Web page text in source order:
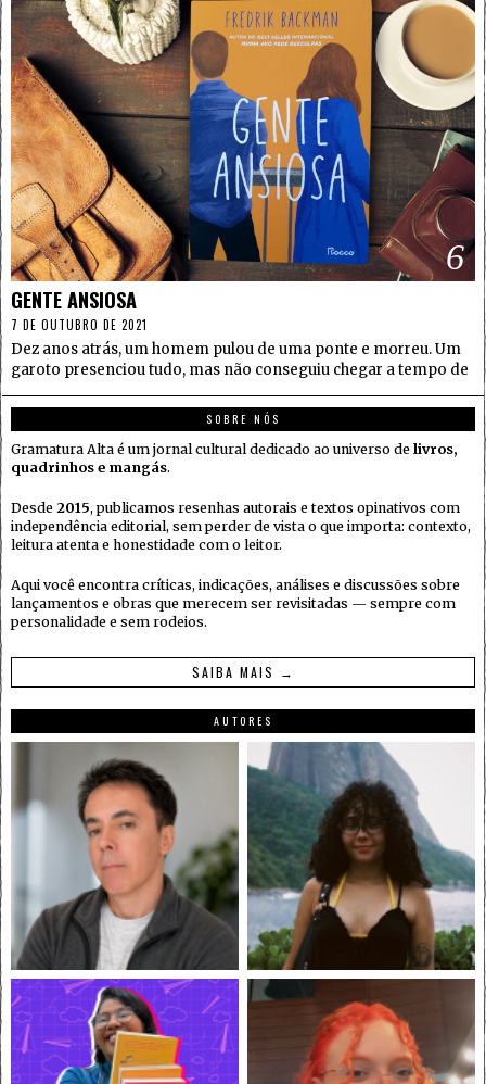
6
GENTE ANSIOSA
7 DE OUTUBRO DE 2021
Dez anos atrás, um homem pulou de uma ponte e morreu. Um
garoto presenciou tudo, mas não conseguiu chegar a tempo de
SOBRE NÓS
Gramatura Alta é um jornal cultural dedicado ao universo de livros,
quadrinhos e mangás.
Desde 2015, publicamos resenhas autorais e textos opinativos com
independência editorial, sem perder de vista o que importa: contexto,
leitura atenta e honestidade com o leitor.
Aqui você encontra críticas, indicações, análises e discussões sobre
lançamentos e obras que merecem ser revisitadas — sempre com
personalidade e sem rodeios.
SAIBA MAIS →
AUTORES